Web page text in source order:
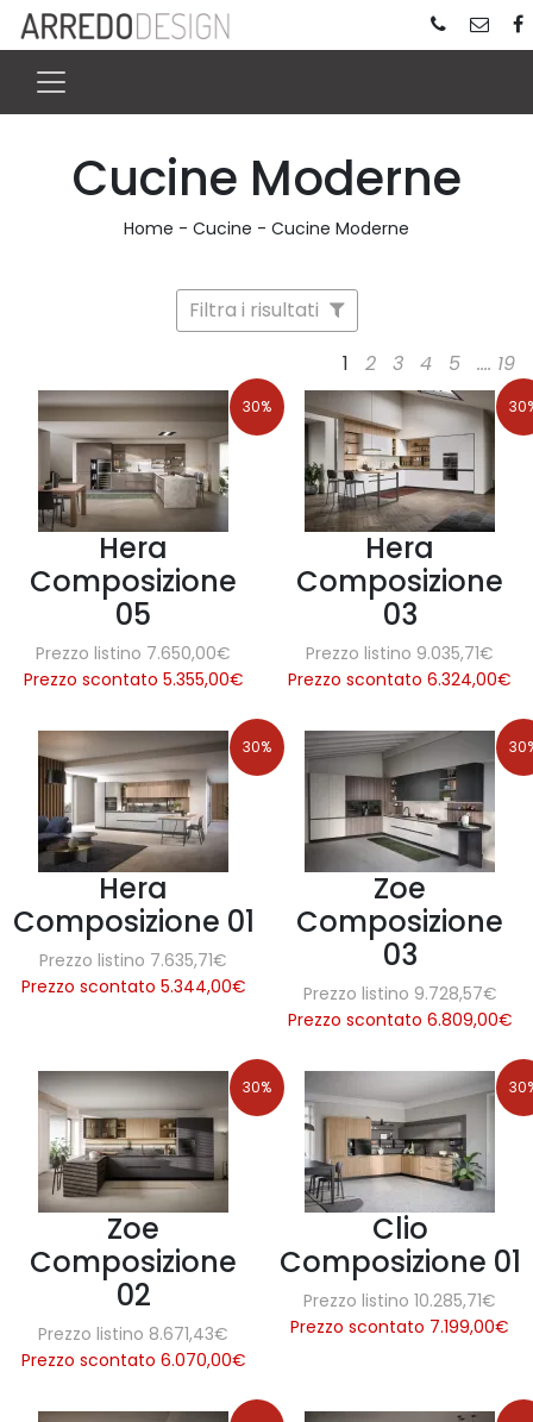
Cucine Moderne
Home - Cucine - Cucine Moderne
Filtra i risultati
1
2 3 4 5 .... 19
30%
Hera
Composizione
05
Prezzo listino 7.650,00€
Prezzo scontato 5.355,00€
Hera
Composizione
03
Prezzo listino 9.035,71€
Prezzo scontato 6.324,00€
30%
Hera
Composizione 01
Prezzo listino 7.635,71€
Prezzo scontato 5.344,00€
Zoe
Composizione
03
Prezzo listino 9.728,57€
Prezzo scontato 6.809,00€
30%
Zoe
Composizione
02
Prezzo listino 8.671,43€
Prezzo scontato 6.070,00€
Clio
Composizione 01
Prezzo listino 10.285,71€
Prezzo scontato 7.199,00€